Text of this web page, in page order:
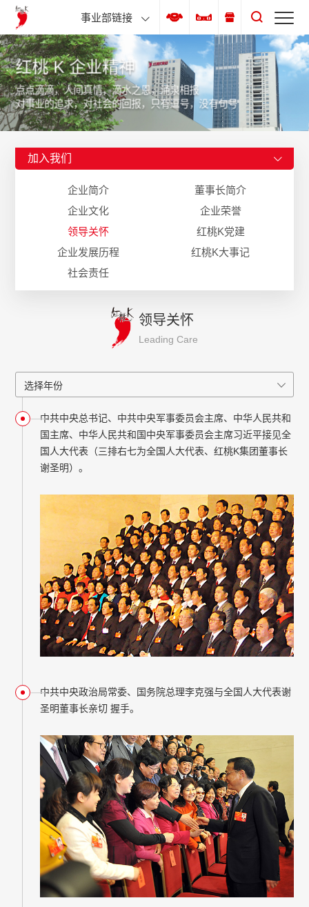
事业部链接
红桃 K 企业精神
点点滴滴，人间真情，滴水之恩，涌泉相报
对事业的追求，对社会的回报，只有逗号，没有句号
加入我们
企业简介
董事长简介
企业文化
企业荣誉
领导关怀
红桃K党建
企业发展历程
红桃K大事记
社会责任
领导关怀
Leading Care
中共中央总书记、中共中央军事委员会主席、中华人民共和
国主席、中华人民共和国中央军事委员会主席习近平接见全
国人大代表（三排右七为全国人大代表、红桃K集团董事长
谢圣明）。
中共中央政治局常委、国务院总理李克强与全国人大代表谢
圣明董事长亲切 握手。